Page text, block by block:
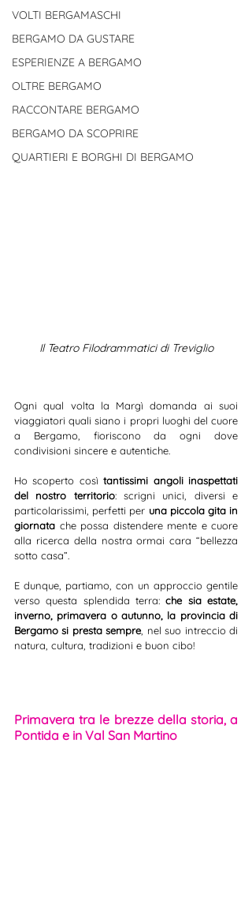
VOLTI BERGAMASCHI
BERGAMO DA GUSTARE
ESPERIENZE A BERGAMO
OLTRE BERGAMO
RACCONTARE BERGAMO
BERGAMO DA SCOPRIRE
QUARTIERI E BORGHI DI BERGAMO
Il Teatro Filodrammatici di Treviglio
Ogni qual volta la Margì domanda ai suoi
viaggiatori quali siano i propri luoghi del cuore
a Bergamo, fioriscono da ogni dove
condivisioni sincere e autentiche.
Ho scoperto così tantissimi angoli inaspettati
del nostro territorio: scrigni unici, diversi e
particolarissimi, perfetti per una piccola gita in
giornata che possa distendere mente e cuore
alla ricerca della nostra ormai cara “bellezza
sotto casa”.
E dunque, partiamo, con un approccio gentile
verso questa splendida terra: che sia estate,
inverno, primavera o autunno, la provincia di
Bergamo si presta sempre, nel suo intreccio di
natura, cultura, tradizioni e buon cibo!
Primavera tra le brezze della storia, a
Pontida e in Val San Martino